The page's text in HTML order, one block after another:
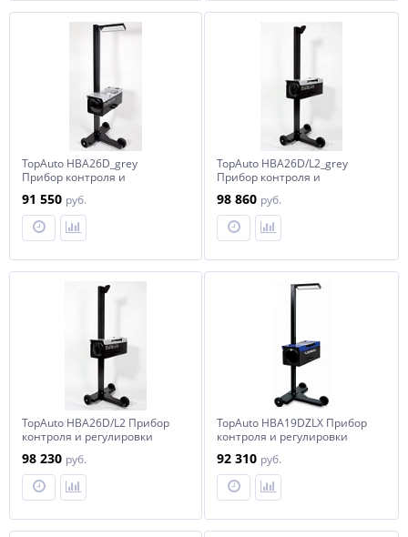
TopAuto HBA26D_grey
Прибор контроля и
усиленный
91 550 руб.
TopAuto HBA26D/L2_grey
Прибор контроля и
усиленный
98 860 руб.
TopAuto HBA26D/L2 Прибор
контроля и регулировки
98 230 руб.
TopAuto HBA19DZLX Прибор
контроля и регулировки
92 310 руб.